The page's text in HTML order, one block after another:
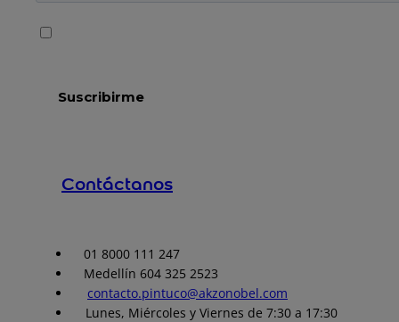
Contáctanos
01 8000 111 247
Medellín 604 325 2523
contacto.pintuco@akzonobel.com
Lunes, Miércoles y Viernes de 7:30 a 17:30